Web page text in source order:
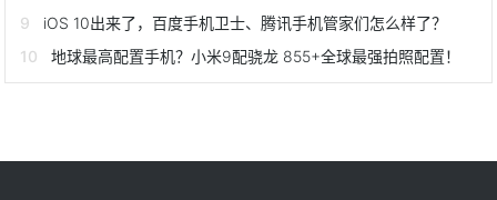
iOS 10出来了，百度手机卫士、腾讯手机管家们怎么样了？
地球最高配置手机？小米9配骁龙 855+全球最强拍照配置！